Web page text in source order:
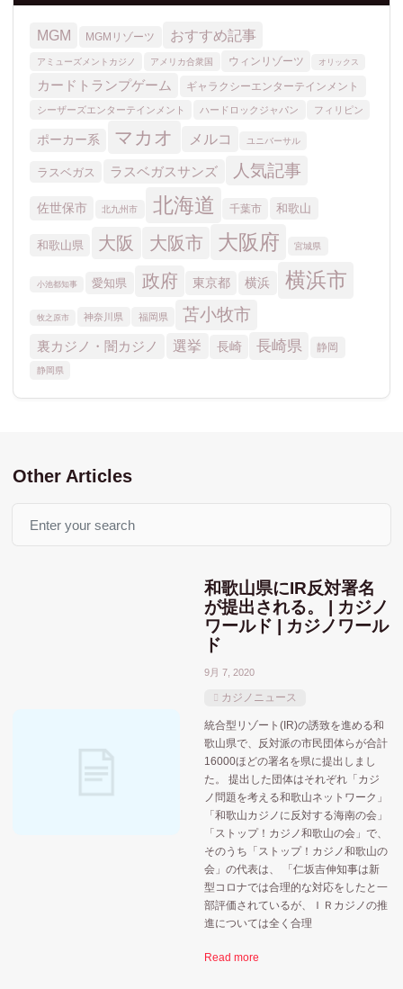
アメリカ合衆国 ウィンリゾーツ
カードトランプゲーム ギャラクシーエンターテイ
シーザーズエンターテインメント
マカオ メルコ
ラスベガスサンズ 人気記事
北海道 千葉市 和歌山
大阪市 大阪府 宮城県
政府 東京都 横浜 横
福岡県 苫小牧市
Other Articles
和歌山県にIR反対署名
が提出される。 | カジノ
ワールド | カジノワール
ド
9月 7, 2020
カジノニュース
統合型リゾート(IR)の誘致を進める和
歌山県で、反対派の市民団体らが合計
16000ほどの署名を県に提出しまし
た。 提出した団体はそれぞれ「カジ
ノ問題を考える和歌山ネットワーク」
「和歌山カジノに反対する海南の会」
「ストップ！カジノ和歌山の会」で、
そのうち「ストップ！カジノ和歌山の
会」の代表は、 「仁坂吉伸知事は新
型コロナでは合理的な対応をしたと一
部評価されているが、ＩＲカジノの推
進については全く合理
Read more